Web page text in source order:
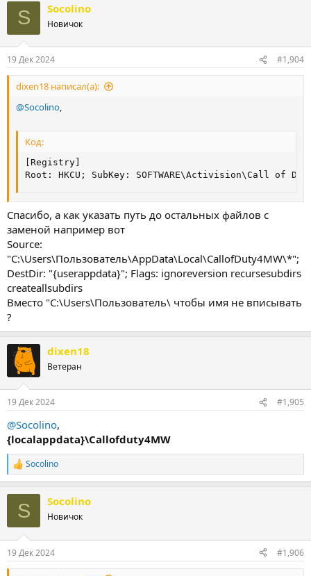
S Socolino
Новичок
19 Дек 2024 #1,904
dixen18 написал(а):
@Socolino,
Код:
[Registry]
Root: HKCU; SubKey: SOFTWARE\Activision\Call of
Спасибо, а как указать путь до остальных файлов с
заменой например вот
Source:
"C:\Users\Пользователь\AppData\Local\CallofDuty4MW\*";
DestDir: "{userappdata}"; Flags: ignoreversion recursesubdirs
createallsubdirs
Вместо "C:\Users\Пользователь\ чтобы имя не вписывать
?
dixen18
Ветеран
19 Дек 2024 #1,905
@Socolino,
{localappdata}\Callofduty4MW
Р
е
Socolino
S Socolino
Новичок
19 Дек 2024 #1,906